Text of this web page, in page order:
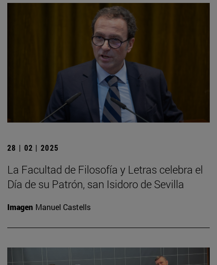
28 | 02 | 2025
La Facultad de Filosofía y Letras celebra el
Día de su Patrón, san Isidoro de Sevilla
Imagen Manuel Castells